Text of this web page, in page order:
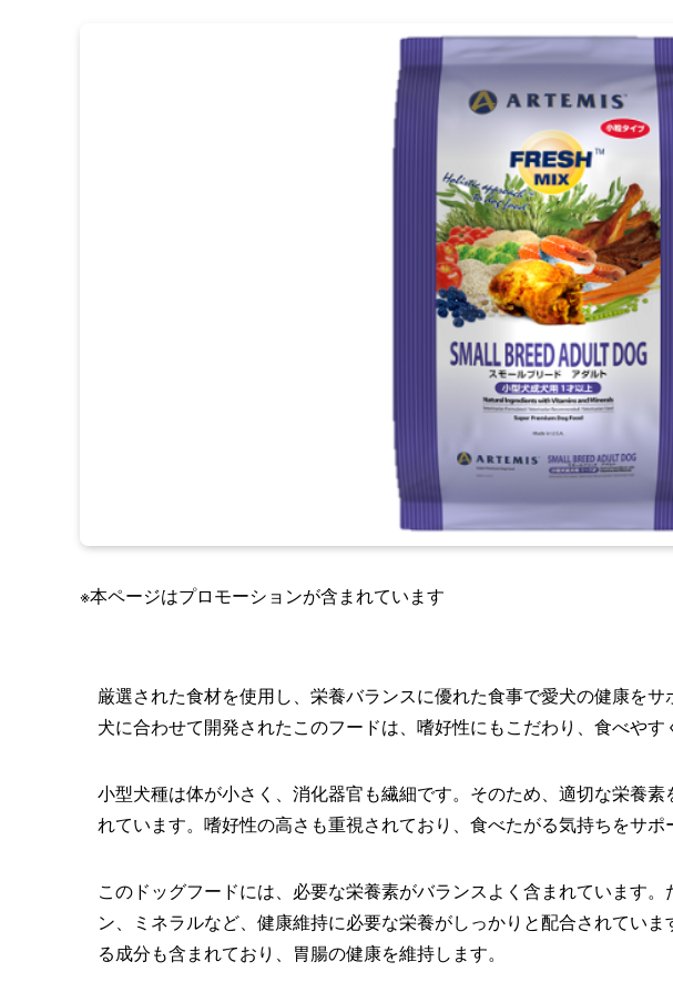
※本ページはプロモーションが含まれています
厳選された食材を使用し、栄養バランスに優れた食事で愛犬の健康を
犬に合わせて開発されたこのフードは、嗜好性にもこだわり、食べやす
小型犬種は体が小さく、消化器官も繊細です。そのため、適切な栄養
れています。嗜好性の高さも重視されており、食べたがる気持ちをサポ
このドッグフードには、必要な栄養素がバランスよく含まれています
ン、ミネラルなど、健康維持に必要な栄養がしっかりと配合されてい
る成分も含まれており、胃腸の健康を維持します。